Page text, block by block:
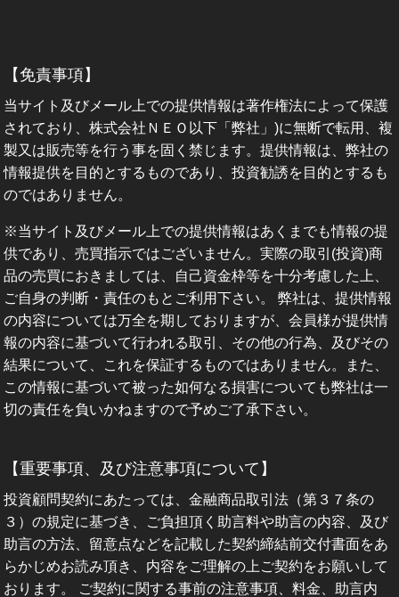
【免責事項】
当サイト及びメール上での提供情報は著作権法によって保護
されており、株式会社ＮＥＯ以下「弊社」)に無断で転用、複
製又は販売等を行う事を固く禁じます。提供情報は、弊社の
情報提供を目的とするものであり、投資勧誘を目的とするも
のではありません。
※当サイト及びメール上での提供情報はあくまでも情報の提
供であり、売買指示ではございません。実際の取引(投資)商
品の売買におきましては、自己資金枠等を十分考慮した上、
ご自身の判断・責任のもとご利用下さい。 弊社は、提供情報
の内容については万全を期しておりますが、会員様が提供情
報の内容に基づいて行われる取引、その他の行為、及びその
結果について、これを保証するものではありません。また、
この情報に基づいて被った如何なる損害についても弊社は一
切の責任を負いかねますので予めご了承下さい。
【重要事項、及び注意事項について】
投資顧問契約にあたっては、金融商品取引法（第３７条の
３）の規定に基づき、ご負担頂く助言料や助言の内容、及び
助言の方法、留意点などを記載した契約締結前交付書面をあ
らかじめお読み頂き、内容をご理解の上ご契約をお願いして
おります。 ご契約に関する事前の注意事項、料金、助言内